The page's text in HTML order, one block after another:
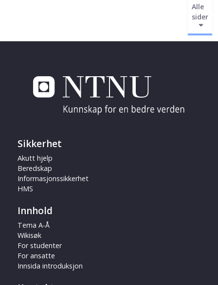
Alle
sider
Sikkerhet
Akutt hjelp
Beredskap
Informasjonssikkerhet
HMS
Innhold
Tema A-Å
Wikisøk
For studenter
For ansatte
Innsida introduksjon